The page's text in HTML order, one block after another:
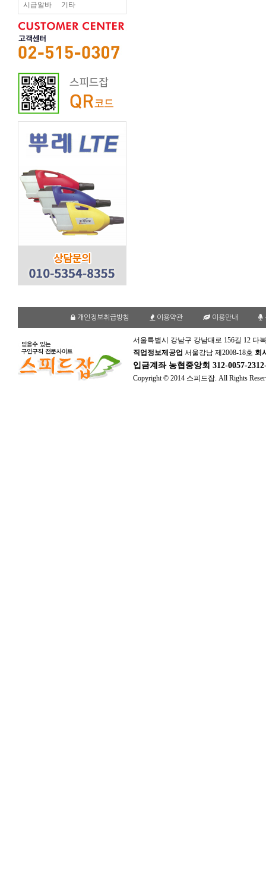
시급알바 기타
개인정보취급방침 이용약관 이용안내
서울특별시 강남구 강남대로 156길 12 다
직업정보제공업 서울강남 제2008-18호 회
입금계좌 농협중앙회 312-0057-
Copyright © 2014 스피드잡. All Rights